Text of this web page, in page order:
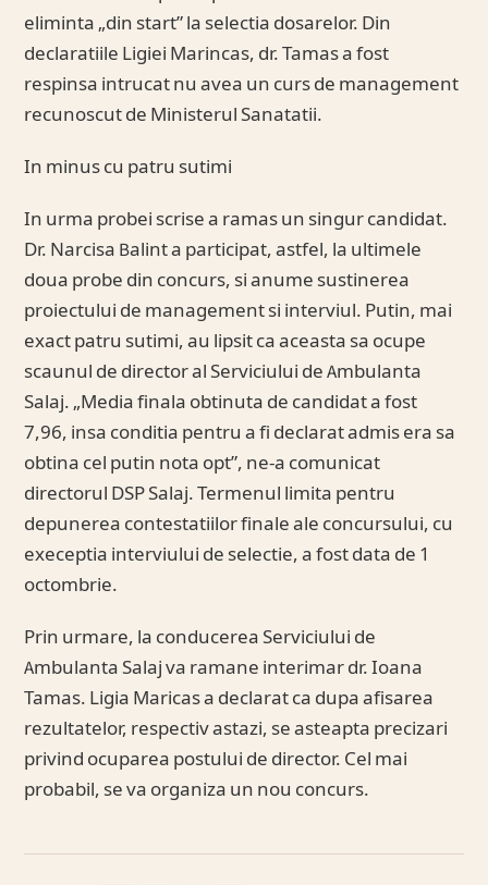
eliminta „din start” la selectia dosarelor. Din
declaratiile Ligiei Marincas, dr. Tamas a fost
respinsa intrucat nu avea un curs de management
recunoscut de Ministerul Sanatatii.
In minus cu patru sutimi
In urma probei scrise a ramas un singur candidat.
Dr. Narcisa Balint a participat, astfel, la ultimele
doua probe din concurs, si anume sustinerea
proiectului de management si interviul. Putin, mai
exact patru sutimi, au lipsit ca aceasta sa ocupe
scaunul de director al Serviciului de Ambulanta
Salaj. „Media finala obtinuta de candidat a fost
7,96, insa conditia pentru a fi declarat admis era sa
obtina cel putin nota opt”, ne-a comunicat
directorul DSP Salaj. Termenul limita pentru
depunerea contestatiilor finale ale concursului, cu
execeptia interviului de selectie, a fost data de 1
octombrie.
Prin urmare, la conducerea Serviciului de
Ambulanta Salaj va ramane interimar dr. Ioana
Tamas. Ligia Maricas a declarat ca dupa afisarea
rezultatelor, respectiv astazi, se asteapta precizari
privind ocuparea postului de director. Cel mai
probabil, se va organiza un nou concurs.